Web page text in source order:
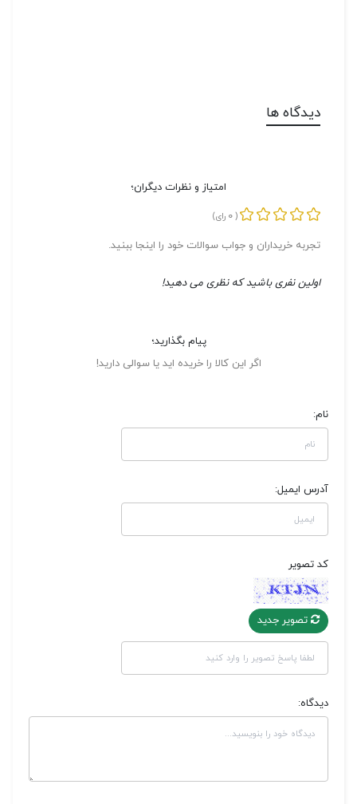
دیدگاه ها
امتیاز و نظرات دیگران؛
(
0 رای)
تجربه خریداران و جواب سوالات خود را اینجا ببنید.
اولین نفری باشید که نظری می دهید!
پیام بگذارید؛
اگر این کالا را خریده اید یا سوالی دارید!
نام:
آدرس ایمیل:
کد تصویر
تصویر جدید
دیدگاه: